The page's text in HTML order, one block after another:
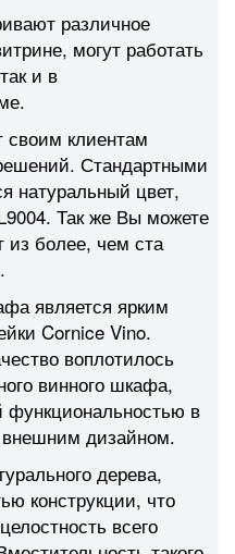
различное
могут работать
и в
своим клиентам
Стандартными
натуральный цвет,
Так же Вы можете
из более, чем ста
является ярким
Cornice Vino.
воплотилось
винного шкафа,
функциональностью в
дизайном.
дерева,
конструкции, что
всего